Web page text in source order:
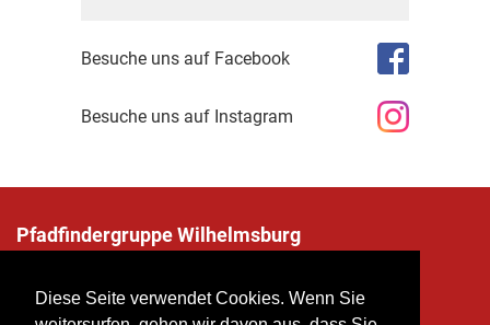
Diese Seite verwendet Cookies. Wenn Sie
Besuche uns auf Facebook
Besuche uns auf Instagram
Pfadfindergruppe Wilhelmsburg
kontakt@pfadfinder-wilhelmsburg.at